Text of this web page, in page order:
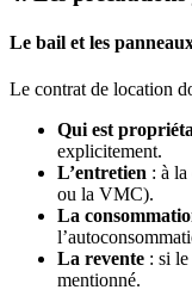
Le bail et les
Le contrat de location
Qui est
explicitement.
L’entretien : à
ou la VMC).
La
La revente : si
mentionné.